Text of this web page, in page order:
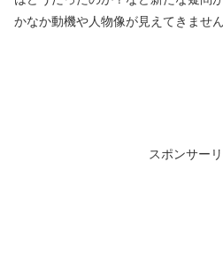
かなか動機や人物像が見えてきません
スポンサー